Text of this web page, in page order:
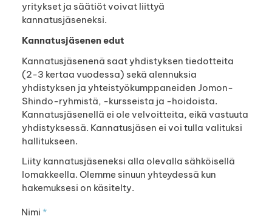
yritykset ja säätiöt voivat liittyä
kannatusjäseneksi.
Kannatusjäsenen edut
Kannatusjäsenenä saat yhdistyksen tiedotteita
(2-3 kertaa vuodessa) sekä alennuksia
yhdistyksen ja yhteistyökumppaneiden Jomon-
Shindo-ryhmistä, -kursseista ja -hoidoista.
Kannatusjäsenellä ei ole velvoitteita, eikä vastuuta
yhdistyksessä. Kannatusjäsen ei voi tulla valituksi
hallitukseen.
Liity kannatusjäseneksi alla olevalla sähköisellä
lomakkeella. Olemme sinuun yhteydessä kun
hakemuksesi on käsitelty.
Nimi *